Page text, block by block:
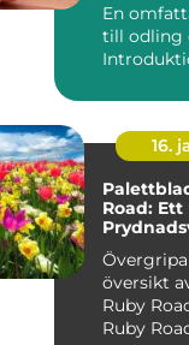
En
till odling
16.
Road: Ett
översikt
Ruby Road
Ruby